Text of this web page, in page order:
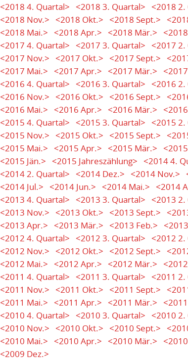
<2018 4. Quartal>
<2018 3. Quartal> <2018 2.
<2018 Nov.>
<2018 Okt.> <2018 Sept.>
<2018 Mai.>
<2018 Apr.> <2018 Mär.>
<2017 4. Quartal>
<2017 3. Quartal> <2017 2.
<2017 Nov.>
<2017 Okt.> <2017 Sept.>
<2017 Mai.>
<2017 Apr.> <2017 Mär.>
<2016 4. Quartal>
<2016 3. Quartal> <2016 2.
<2016 Nov.>
<2016 Okt.> <2016 Sept.>
<2016 Mai.>
<2016 Apr.> <2016 Mär.>
<2015 4. Quartal>
<2015 3. Quartal> <2015 2.
<2015 Nov.>
<2015 Okt.> <2015 Sept.>
<2015 Mai.>
<2015 Apr.> <2015 Mär.>
<2015 Jän.>
<2015 Jahreszählung> <2014 4.
<2014 2. Quartal>
<2014 Dez.> <2014 Nov.>
<2014 Jul.>
<2014 Jun.> <2014 Mai.> <2014
<2013 4. Quartal>
<2013 3. Quartal> <2013 2.
<2013 Nov.>
<2013 Okt.> <2013 Sept.>
<2013 Apr.>
<2013 Mär.> <2013 Feb.>
<2012 4. Quartal>
<2012 3. Quartal> <2012 2.
<2012 Nov.>
<2012 Okt.> <2012 Sept.>
<2012 Mai.>
<2012 Apr.> <2012 Mär.>
<2011 4. Quartal>
<2011 3. Quartal> <2011 2.
<2011 Nov.>
<2011 Okt.> <2011 Sept.>
<2011 Mai.>
<2011 Apr.> <2011 Mär.>
<2010 4. Quartal>
<2010 3. Quartal> <2010 2.
<2010 Nov.>
<2010 Okt.> <2010 Sept.>
<2010 Mai.>
<2010 Apr.> <2010 Mär.>
<2009 Dez.>